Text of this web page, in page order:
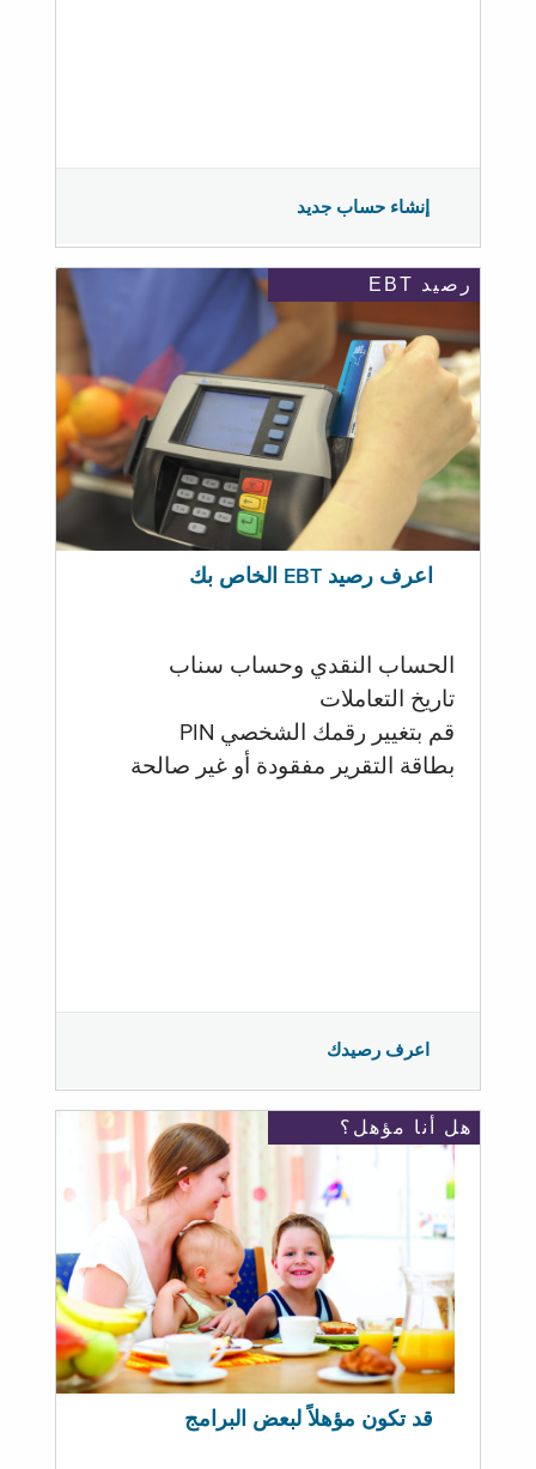
إنشاء حساب جديد
رصيد EBT
اعرف رصيد EBT الخاص بك
الحساب النقدي وحساب سناب
تاريخ التعاملات
قم بتغيير رقمك الشخصي PIN
بطاقة التقرير مفقودة أو غير صالحة
اعرف رصيدك
هل أنا مؤهل؟
قد تكون مؤهلاً لبعض البرامج